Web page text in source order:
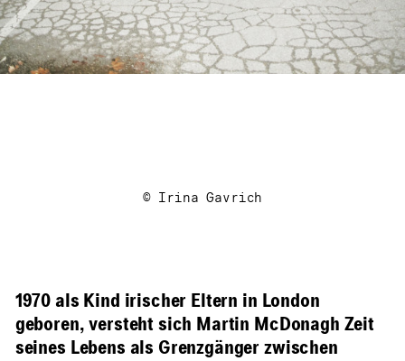
© Irina Gavrich
1970 als Kind irischer Eltern in London
geboren, versteht sich Martin McDonagh Zeit
seines Lebens als Grenzgänger zwischen